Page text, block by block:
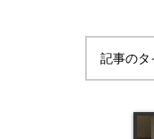
記事のタ